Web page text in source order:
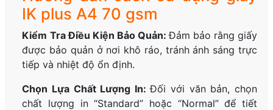
IK plus A4 70 gsm
Kiểm Tra Điều Kiện Bảo Quản:Đảm bảo rằng giấy
được bảo quản ở nơi khô ráo, tránh ánh sáng trực
tiếp và nhiệt độ ổn định.
Chọn Lựa Chất Lượng In:Đối với văn bản, chọn
chất lượng in “Standard” hoặc “Normal” để tiết